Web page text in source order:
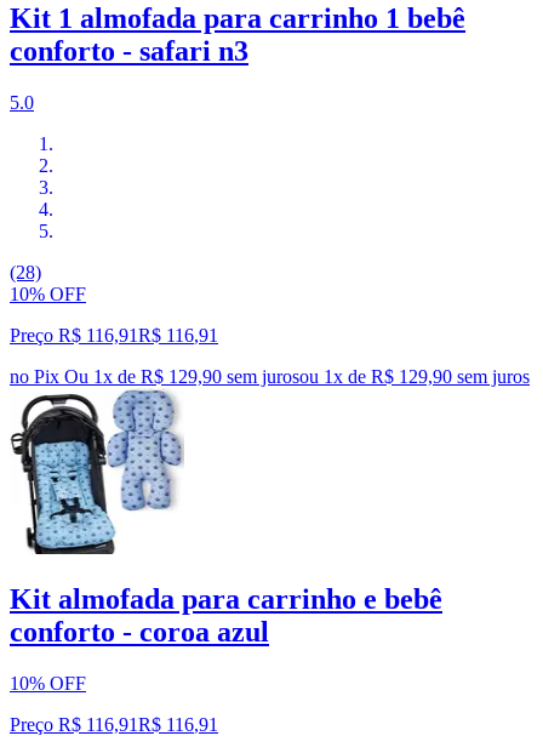
Kit 1 almofada para carrinho 1 bebê
conforto - safari n3
5.0
(28)
10% OFF
Preço R$ 116,91R$ 116,91
no Pix Ou 1x de R$ 129,90 sem jurosou 1x de R$ 129,90 sem juros
Kit almofada para carrinho e bebê
conforto - coroa azul
10% OFF
Preço R$ 116,91R$ 116,91